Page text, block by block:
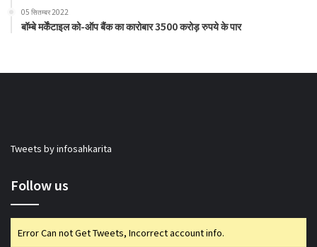
05 सितम्बर 2022
बॉम्बे मर्केंटाइल को-ऑप बैंक का कारोबार 3500 करोड़ रुपये के पार
Tweets by infosahkarita
Follow us
Error Can not Get Tweets, Incorrect account info.